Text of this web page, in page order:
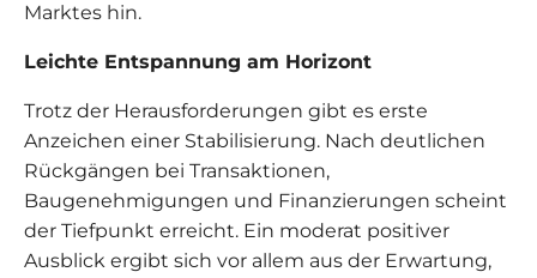
Marktes hin.
Leichte Entspannung am Horizont
Trotz der Herausforderungen gibt es erste
Anzeichen einer Stabilisierung. Nach deutlichen
Rückgängen bei Transaktionen,
Baugenehmigungen und Finanzierungen scheint
der Tiefpunkt erreicht. Ein moderat positiver
Ausblick ergibt sich vor allem aus der Erwartung,